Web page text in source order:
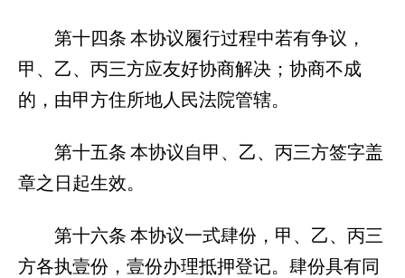
第十四条 本协议履行过程中若有争议，
甲、乙、丙三方应友好协商解决；协商不成
的，由甲方住所地人民法院管辖。
第十五条 本协议自甲、乙、丙三方签字盖
章之日起生效。
第十六条 本协议一式肆份，甲、乙、丙三
方各执壹份，壹份办理抵押登记。肆份具有同